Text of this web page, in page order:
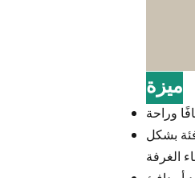
ميزة
بشكل